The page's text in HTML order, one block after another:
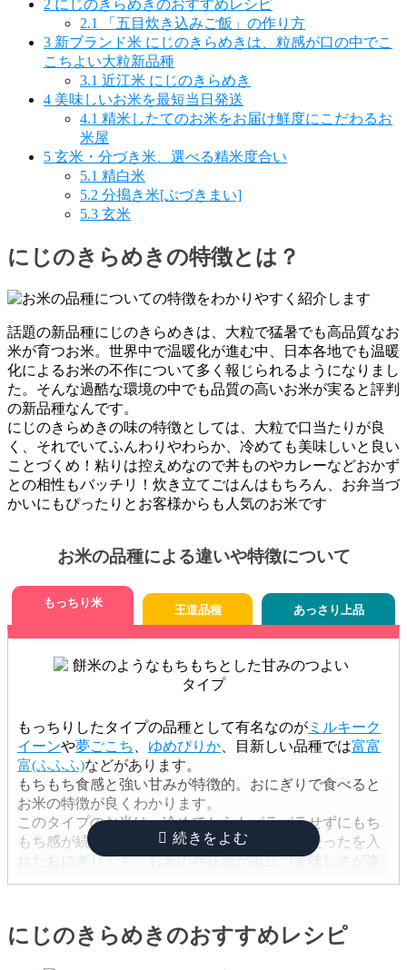
2 にじのきらめきのおすすめレシピ
2.1
「五目炊き込みご飯」の作り方
3 新ブランド米 にじのきらめきは、粒感が口の中でこ
こちよい大粒新品種
3.1 近江米 にじのきらめき
4 美味しいお米を最短当日発送
4.1 精米したてのお米をお届け鮮度にこだわるお
米屋
5 玄米・分づき米、選べる精米度合い
5.1 精白米
5.2 分搗き米[ぶづきまい]
5.3 玄米
にじのきらめきの特徴とは？
話題の新品種にじのきらめきは、大粒で猛暑でも高品質なお
米が育つお米。世界中で温暖化が進む中、日本各地でも温暖
化によるお米の不作について多く報じられるようになりまし
た。そんな過酷な環境の中でも品質の高いお米が実ると評判
の新品種なんです。
にじのきらめきの味の特徴としては、大粒で口当たりが良
く、それでいてふんわりやわらか、冷めても美味しいと良い
ことづくめ！粘りは控えめなので丼ものやカレーなどおかず
との相性もバッチリ！炊き立てごはんはもちろん、お弁当づ
かいにもぴったりとお客様からも人気のお米です
お米の品種による違いや特徴について
もっちり米
王道品種 あっさり上品
もっちりしたタイプの品種として有名なのが ミルキーク
イーンや夢ごこち ゆめぴりか 、目新しい品種では富富
富(ふふふ)などがあります。
もちもち食感と強い甘みが特徴的。おにぎりで食べると
お米の特徴が良くわかります。
このタイプのお米は、冷めてからもパラパラせずにもち
もち感が続くので、味のしっかりとした具を使ったを入
れたおにぎりでも、お米の存在感が際立つ美味しさが楽
にじのきらめきのおすすめレシピ